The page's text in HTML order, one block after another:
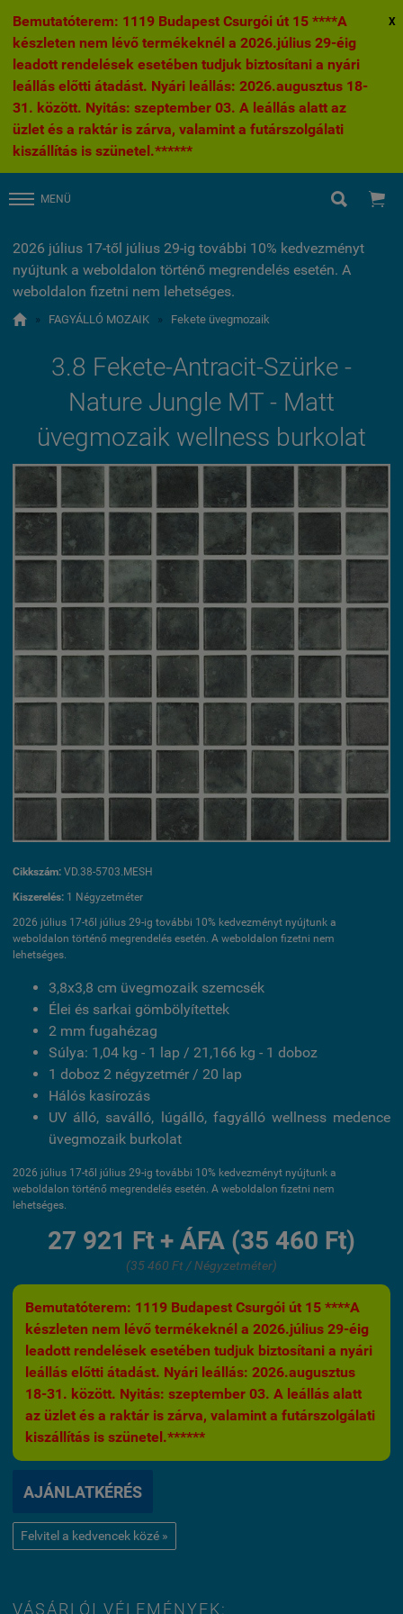
Bemutatóterem: 1119 Budapest Csurgói út 15 ****A
készleten nem lévő termékeknél a 2026.július 29-éig
leadott rendelések esetében tudjuk biztosítani a nyári
leállás előtti átadást. Nyári leállás: 2026.augusztus 18-
31. között. Nyitás: szeptember 03. A leállás alatt az
üzlet és a raktár is zárva, valamint a futárszolgálati
kiszállítás is szünetel.******
X
MENÜ  
2026 július 17-től július 29-ig további 10% kedvezményt
nyújtunk a weboldalon történő megrendelés esetén. A
weboldalon fizetni nem lehetséges.
 » FAGYÁLLÓ MOZAIK » Fekete üvegmozaik
3.8 Fekete-Antracit-Szürke -
Nature Jungle MT - Matt
üvegmozaik wellness burkolat
Cikkszám: VD.38-5703.MESH
Kiszerelés: 1 Négyzetméter
2026 július 17-től július 29-ig további 10% kedvezményt nyújtunk a
weboldalon történő megrendelés esetén. A weboldalon fizetni nem
lehetséges.
3,8x3,8 cm üvegmozaik szemcsék
Élei és sarkai gömbölyítettek
2 mm fugahézag
Súlya: 1,04 kg - 1 lap / 21,166 kg - 1 doboz
1 doboz 2 négyzetmér / 20 lap
Hálós kasírozás
UV álló, saválló, lúgálló, fagyálló wellness medence
üvegmozaik burkolat
2026 július 17-től július 29-ig további 10% kedvezményt nyújtunk a
weboldalon történő megrendelés esetén. A weboldalon fizetni nem
lehetséges.
27 921 Ft + ÁFA (35 460 Ft)
(35 460 Ft / Négyzetméter)
Bemutatóterem: 1119 Budapest Csurgói út 15 ****A
készleten nem lévő termékeknél a 2026.július 29-éig
leadott rendelések esetében tudjuk biztosítani a nyári
leállás előtti átadást. Nyári leállás: 2026.augusztus
18-31. között. Nyitás: szeptember 03. A leállás alatt
az üzlet és a raktár is zárva, valamint a futárszolgálati
kiszállítás is szünetel.******
AJÁNLATKÉRÉS
Felvitel a kedvencek közé »
VÁSÁRLÓI VÉLEMÉNYEK: